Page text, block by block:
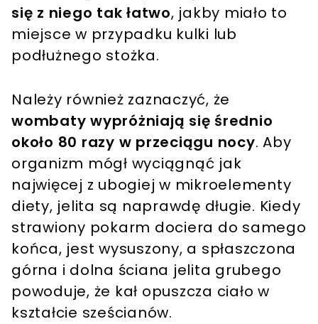
się z niego tak łatwo, jakby miało to
miejsce w przypadku kulki lub
podłużnego stożka.
Należy również zaznaczyć, że
wombaty wypróżniają się średnio
około 80 razy w przeciągu nocy. Aby
organizm mógł wyciągnąć jak
najwięcej z ubogiej w mikroelementy
diety, jelita są naprawdę długie. Kiedy
strawiony pokarm dociera do samego
końca, jest wysuszony, a spłaszczona
górna i dolna ściana jelita grubego
powoduje, że kał opuszcza ciało w
kształcie sześcianów.